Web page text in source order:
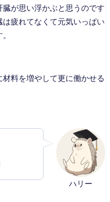
が思い浮かぶと思うのです
疲れてなくて元気いっぱい
料を増やして更に働かせる
ハリー